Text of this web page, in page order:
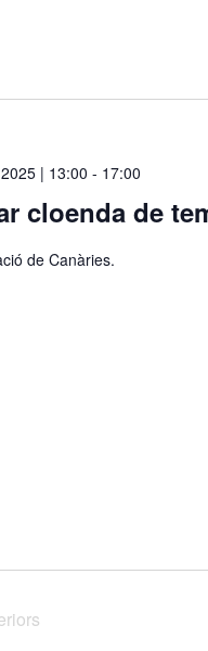
cloenda de
| 13:00 - 17:00
de Canàries.